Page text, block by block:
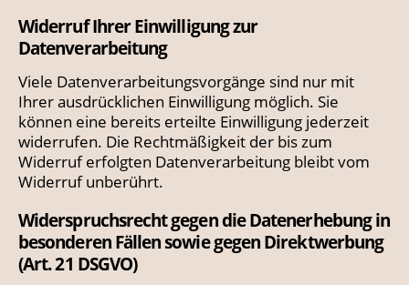
Widerruf Ihrer Einwilligung zur
Datenverarbeitung
Viele Datenverarbeitungsvorgänge sind nur mit
Ihrer ausdrücklichen Einwilligung möglich. Sie
können eine bereits erteilte Einwilligung jederzeit
widerrufen. Die Rechtmäßigkeit der bis zum
Widerruf erfolgten Datenverarbeitung bleibt vom
Widerruf unberührt.
Widerspruchsrecht gegen die Datenerhebung in
besonderen Fällen sowie gegen Direktwerbung
(Art. 21 DSGVO)